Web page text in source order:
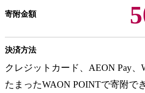
寄附金額
決済方法
クレジットカード、AEON Pay、
たまったWAON POINTで寄附で